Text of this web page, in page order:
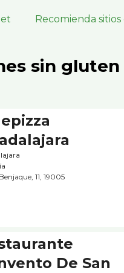
Recomienda
sin gluten
11, 19005
De San